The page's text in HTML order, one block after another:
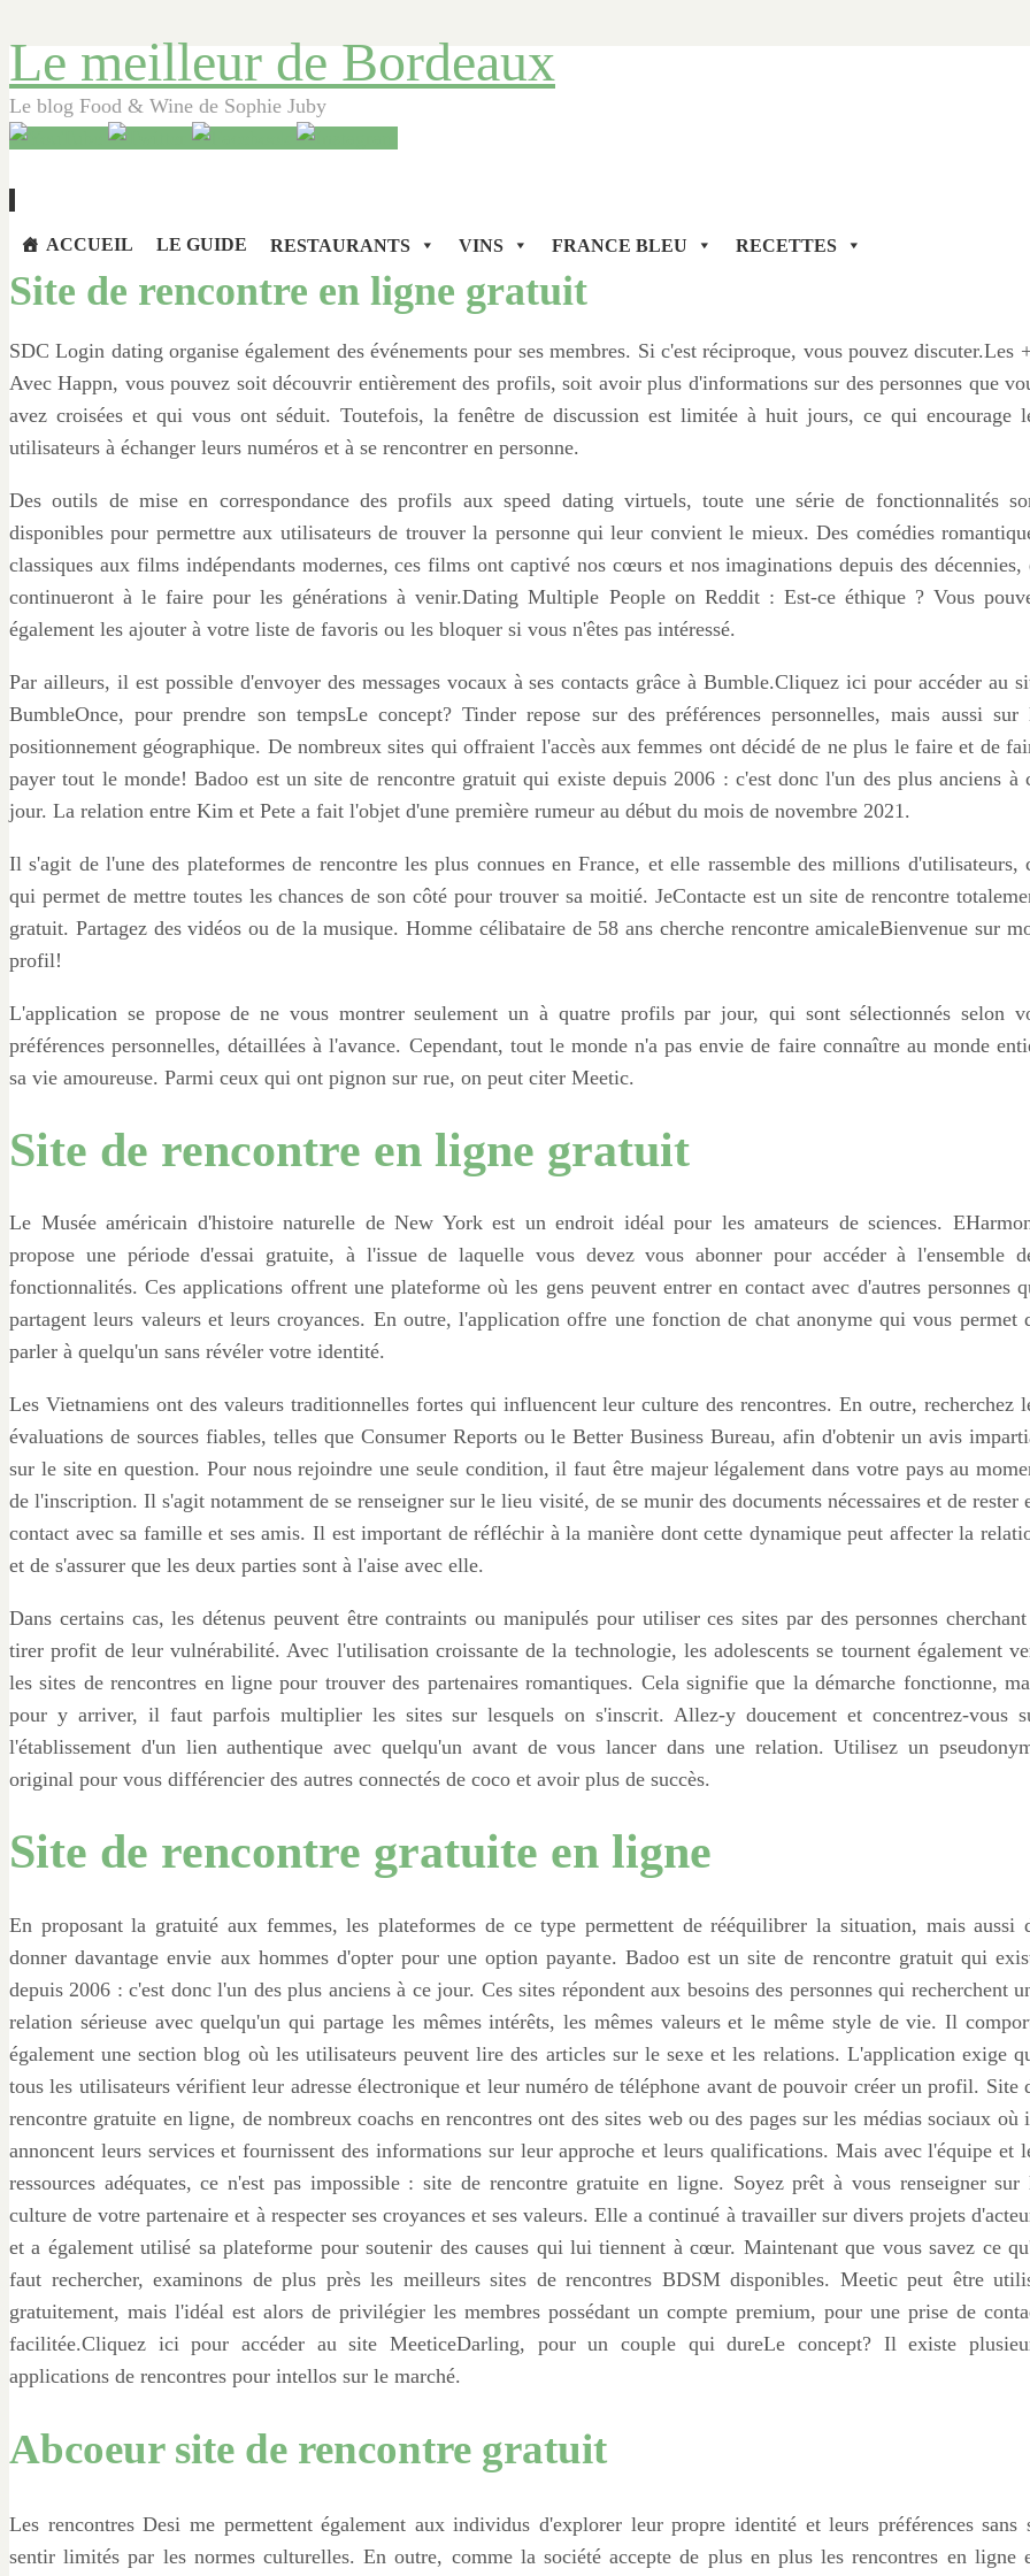
Le meilleur de Bordeaux
Le blog Food & Wine de Sophie Juby
Aller
contenu
ACCUEIL LE GUIDE RESTAURANTS VINS FRANCE BLEU RECETTES
Site de rencontre en ligne gratuit
SDC Login dating organise également des événements pour ses membres. Si c'est réciproque, vous pouvez discuter.Les
Avec Happn, vous pouvez soit découvrir entièrement des profils, soit avoir plus d'informations sur des personnes que
avez croisées et qui vous ont séduit. Toutefois, la fenêtre de discussion est limitée à huit jours, ce qui encourage
utilisateurs à échanger leurs numéros et à se rencontrer en personne.
Des outils de mise en correspondance des profils aux speed dating virtuels, toute une série de fonctionnalités
disponibles pour permettre aux utilisateurs de trouver la personne qui leur convient le mieux. Des comédies
classiques aux films indépendants modernes, ces films ont captivé nos cœurs et nos imaginations depuis des décennies,
continueront à le faire pour les générations à venir.Dating Multiple People on Reddit : Est-ce éthique ? Vous
également les ajouter à votre liste de favoris ou les bloquer si vous n'êtes pas intéressé.
Par ailleurs, il est possible d'envoyer des messages vocaux à ses contacts grâce à Bumble.Cliquez ici pour accéder au
BumbleOnce, pour prendre son tempsLe concept? Tinder repose sur des préférences personnelles, mais aussi sur
positionnement géographique. De nombreux sites qui offraient l'accès aux femmes ont décidé de ne plus le faire et de
payer tout le monde! Badoo est un site de rencontre gratuit qui existe depuis 2006 : c'est donc l'un des plus anciens à
jour. La relation entre Kim et Pete a fait l'objet d'une première rumeur au début du mois de novembre 2021.
Il s'agit de l'une des plateformes de rencontre les plus connues en France, et elle rassemble des millions d'utilisateurs,
qui permet de mettre toutes les chances de son côté pour trouver sa moitié. JeContacte est un site de rencontre
gratuit. Partagez des vidéos ou de la musique. Homme célibataire de 58 ans cherche rencontre amicaleBienvenue sur
profil!
L'application se propose de ne vous montrer seulement un à quatre profils par jour, qui sont sélectionnés selon
préférences personnelles, détaillées à l'avance. Cependant, tout le monde n'a pas envie de faire connaître au monde
sa vie amoureuse. Parmi ceux qui ont pignon sur rue, on peut citer Meetic.
Site de rencontre en ligne gratuit
Le Musée américain d'histoire naturelle de New York est un endroit idéal pour les amateurs de sciences.
propose une période d'essai gratuite, à l'issue de laquelle vous devez vous abonner pour accéder à l'ensemble
fonctionnalités. Ces applications offrent une plateforme où les gens peuvent entrer en contact avec d'autres personnes
partagent leurs valeurs et leurs croyances. En outre, l'application offre une fonction de chat anonyme qui vous permet
parler à quelqu'un sans révéler votre identité.
Les Vietnamiens ont des valeurs traditionnelles fortes qui influencent leur culture des rencontres. En outre, recherchez
évaluations de sources fiables, telles que Consumer Reports ou le Better Business Bureau, afin d'obtenir un avis
sur le site en question. Pour nous rejoindre une seule condition, il faut être majeur légalement dans votre pays au
de l'inscription. Il s'agit notamment de se renseigner sur le lieu visité, de se munir des documents nécessaires et de rester
contact avec sa famille et ses amis. Il est important de réfléchir à la manière dont cette dynamique peut affecter la
et de s'assurer que les deux parties sont à l'aise avec elle.
Dans certains cas, les détenus peuvent être contraints ou manipulés pour utiliser ces sites par des personnes
tirer profit de leur vulnérabilité. Avec l'utilisation croissante de la technologie, les adolescents se tournent également
les sites de rencontres en ligne pour trouver des partenaires romantiques. Cela signifie que la démarche fonctionne,
pour y arriver, il faut parfois multiplier les sites sur lesquels on s'inscrit. Allez-y doucement et concentrez-vous
l'établissement d'un lien authentique avec quelqu'un avant de vous lancer dans une relation. Utilisez un
original pour vous différencier des autres connectés de coco et avoir plus de succès.
Site de rencontre gratuite en ligne
En proposant la gratuité aux femmes, les plateformes de ce type permettent de rééquilibrer la situation, mais aussi
donner davantage envie aux hommes d'opter pour une option payante. Badoo est un site de rencontre gratuit qui
depuis 2006 : c'est donc l'un des plus anciens à ce jour. Ces sites répondent aux besoins des personnes qui recherchent
relation sérieuse avec quelqu'un qui partage les mêmes intérêts, les mêmes valeurs et le même style de vie. Il
également une section blog où les utilisateurs peuvent lire des articles sur le sexe et les relations. L'application exige
tous les utilisateurs vérifient leur adresse électronique et leur numéro de téléphone avant de pouvoir créer un profil. Site
rencontre gratuite en ligne, de nombreux coachs en rencontres ont des sites web ou des pages sur les médias sociaux où
annoncent leurs services et fournissent des informations sur leur approche et leurs qualifications. Mais avec l'équipe et
ressources adéquates, ce n'est pas impossible : site de rencontre gratuite en ligne. Soyez prêt à vous renseigner sur
culture de votre partenaire et à respecter ses croyances et ses valeurs. Elle a continué à travailler sur divers projets
et a également utilisé sa plateforme pour soutenir des causes qui lui tiennent à cœur. Maintenant que vous savez ce
faut rechercher, examinons de plus près les meilleurs sites de rencontres BDSM disponibles. Meetic peut être
gratuitement, mais l'idéal est alors de privilégier les membres possédant un compte premium, pour une prise de
facilitée.Cliquez ici pour accéder au site MeeticeDarling, pour un couple qui dureLe concept? Il existe
applications de rencontres pour intellos sur le marché.
Abcoeur site de rencontre gratuit
Les rencontres Desi me permettent également aux individus d'explorer leur propre identité et leurs préférences sans
sentir limités par les normes culturelles. En outre, comme la société accepte de plus en plus les rencontres en ligne